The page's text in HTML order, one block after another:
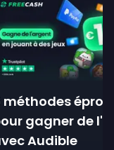
méthodes
gagner de
Audible